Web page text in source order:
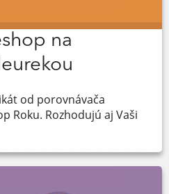
na
od porovnávača
Roku. Rozhodujú aj Vaši